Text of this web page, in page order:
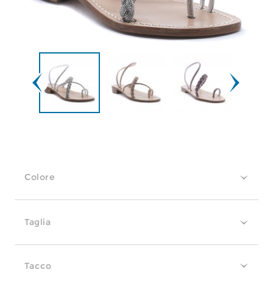
Colore
Taglia
Tacco